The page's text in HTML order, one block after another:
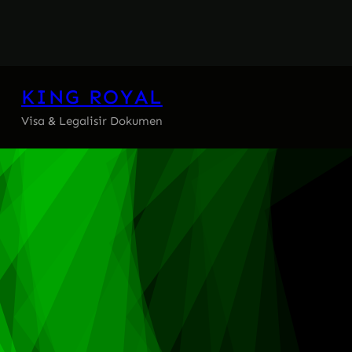
KING ROYAL
Visa & Legalisir Dokumen